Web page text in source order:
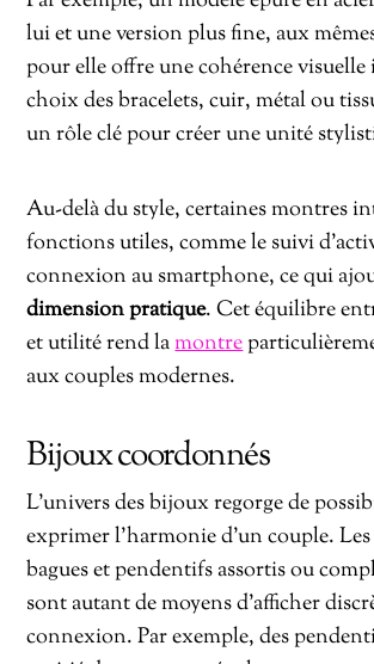
lui et une version plus fine, aux
pour elle offre une cohérence visuelle
choix des bracelets, cuir, métal ou
un rôle clé pour créer une unité
Au-delà du style, certaines montres
fonctions utiles, comme le suivi
connexion au smartphone, ce qui
dimension pratique. Cet équilibre
et utilité rend lamontre
aux couples modernes.
Bijoux coordonnés
L’univers des bijoux regorge de
exprimer l’harmonie d’un couple.
bagues et pendentifs assortis ou
sont autant de moyens d’afficher
connexion. Par exemple, des